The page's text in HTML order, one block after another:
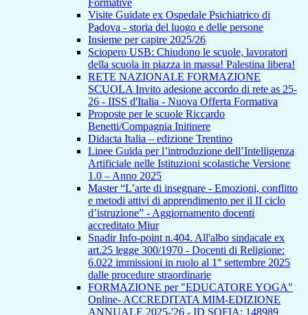
Formative
Visite Guidate ex Ospedale Psichiatrico di
Padova - storia del luogo e delle persone
Insieme per capire 2025/26
Sciopero USB: Chiudono le scuole, lavoratori
della scuola in piazza in massa! Palestina libera!
RETE NAZIONALE FORMAZIONE
SCUOLA Invito adesione accordo di rete as 25-
26 - IISS d'Italia - Nuova Offerta Formativa
Proposte per le scuole Riccardo
Benetti/Compagnia Initinere
Didacta Italia – edizione Trentino
Linee Guida per l’introduzione dell’Intelligenza
Artificiale nelle Istituzioni scolastiche Versione
1.0 – Anno 2025
Master “L’arte di insegnare - Emozioni, conflitto
e metodi attivi di apprendimento per il II ciclo
d’istruzione” - Aggiornamento docenti
accreditato Miur
Snadir Info-point n.404. All'albo sindacale ex
art.25 legge 300/1970 - Docenti di Religione:
6.022 immissioni in ruolo al 1° settembre 2025
dalle procedure straordinarie
FORMAZIONE per "EDUCATORE YOGA"
Online- ACCREDITATA MIM-EDIZIONE
ANNUALE 2025-'26 - ID SOFIA: 148989